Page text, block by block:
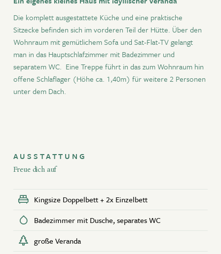
Aktiv Winter
Angebote
Die komplett ausgestattete Küche und eine praktische
Sitzecke befinden sich im vorderen Teil der Hütte. Über den
Wohnraum mit gemütlichem Sofa und Sat-Flat-TV gelangt
man in das Hauptschlafzimmer mit Badezimmer und
separatem WC. Eine Treppe führt in das zum Wohnraum hin
offene Schlaflager (Höhe ca. 1,40m) für weitere 2 Personen
unter dem Dach.
AUSSTATTUNG
Freue dich auf
Kingsize Doppelbett + 2x Einzelbett
Badezimmer mit Dusche, separates WC
große Veranda
JETZT BUCHEN
ANFRAGEN
WOHNANGEBOTE